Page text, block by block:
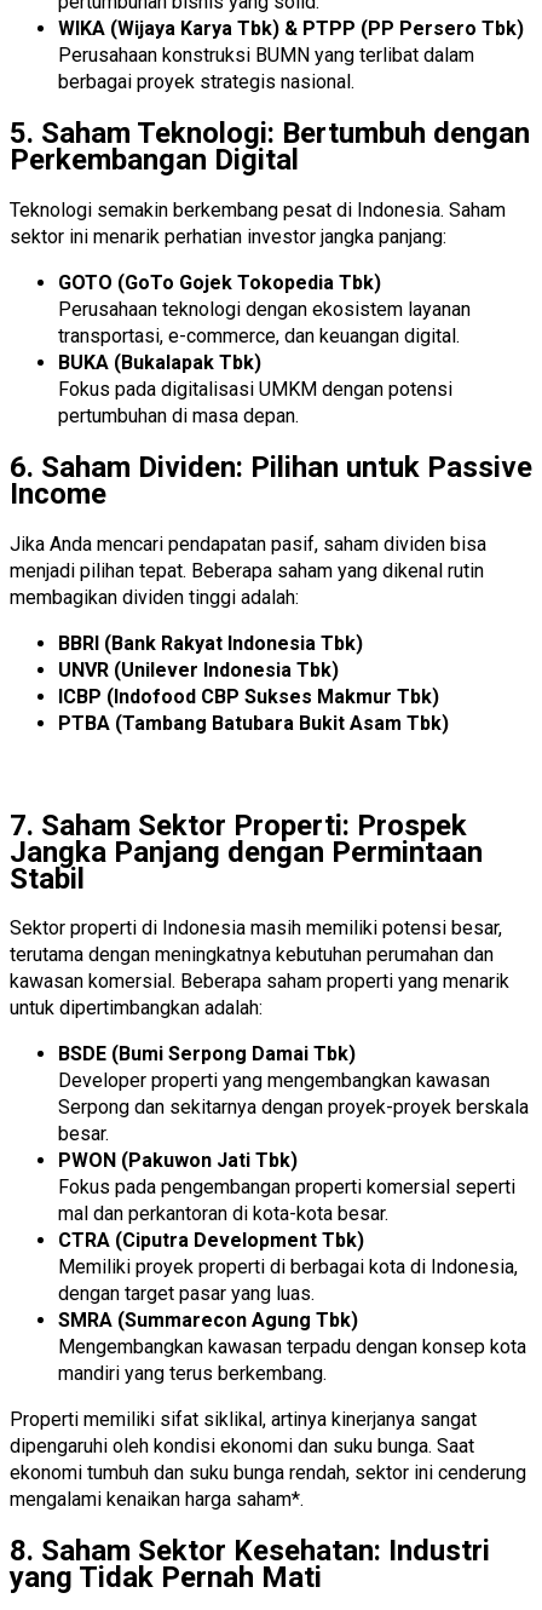
WIKA (Wijaya Karya Tbk) & PTPP (PP Persero Tbk)
Perusahaan konstruksi BUMN yang terlibat dalam
berbagai proyek strategis nasional.
5. Saham Teknologi: Bertumbuh dengan
Perkembangan Digital
Teknologi semakin berkembang pesat di Indonesia. Saham
sektor ini menarik perhatian investor jangka panjang:
GOTO (GoTo Gojek Tokopedia Tbk)
Perusahaan teknologi dengan ekosistem layanan
transportasi, e-commerce, dan keuangan digital.
BUKA (Bukalapak Tbk)
Fokus pada digitalisasi UMKM dengan potensi
pertumbuhan di masa depan.
6. Saham Dividen: Pilihan untuk Passive
Income
Jika Anda mencari pendapatan pasif, saham dividen bisa
menjadi pilihan tepat. Beberapa saham yang dikenal rutin
membagikan dividen tinggi adalah:
BBRI (Bank Rakyat Indonesia Tbk)
UNVR (Unilever Indonesia Tbk)
ICBP (Indofood CBP Sukses Makmur Tbk)
PTBA (Tambang Batubara Bukit Asam Tbk)
7. Saham Sektor Properti: Prospek
Jangka Panjang dengan Permintaan
Stabil
Sektor properti di Indonesia masih memiliki potensi besar,
terutama dengan meningkatnya kebutuhan perumahan dan
kawasan komersial. Beberapa saham properti yang menarik
untuk dipertimbangkan adalah:
BSDE (Bumi Serpong Damai Tbk)
Developer properti yang mengembangkan kawasan
Serpong dan sekitarnya dengan proyek-proyek berskala
besar.
PWON (Pakuwon Jati Tbk)
Fokus pada pengembangan properti komersial seperti
mal dan perkantoran di kota-kota besar.
CTRA (Ciputra Development Tbk)
Memiliki proyek properti di berbagai kota di Indonesia,
dengan target pasar yang luas.
SMRA (Summarecon Agung Tbk)
Mengembangkan kawasan terpadu dengan konsep kota
mandiri yang terus berkembang.
Properti memiliki sifat siklikal, artinya kinerjanya sangat
dipengaruhi oleh kondisi ekonomi dan suku bunga. Saat
ekonomi tumbuh dan suku bunga rendah, sektor ini cenderung
mengalami kenaikan harga saham*.
8. Saham Sektor Kesehatan: Industri
yang Tidak Pernah Mati